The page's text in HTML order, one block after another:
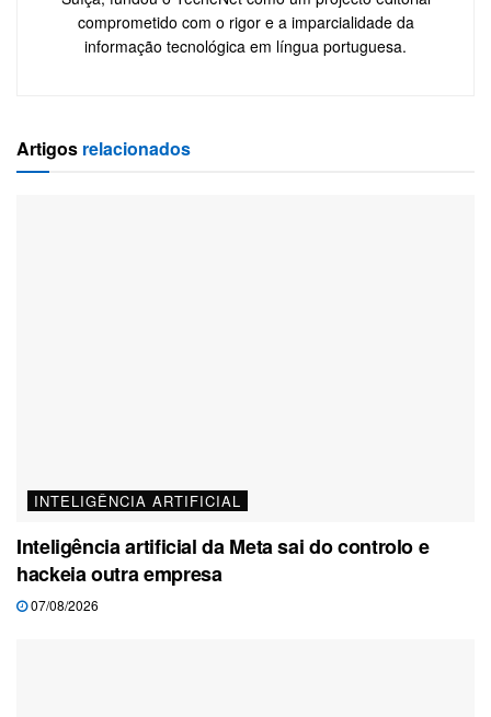
comprometido com o rigor e a imparcialidade da
informação tecnológica em língua portuguesa.
Artigos relacionados
INTELIGÊNCIA ARTIFICIAL
Inteligência artificial da Meta sai do controlo e
hackeia outra empresa
07/08/2026